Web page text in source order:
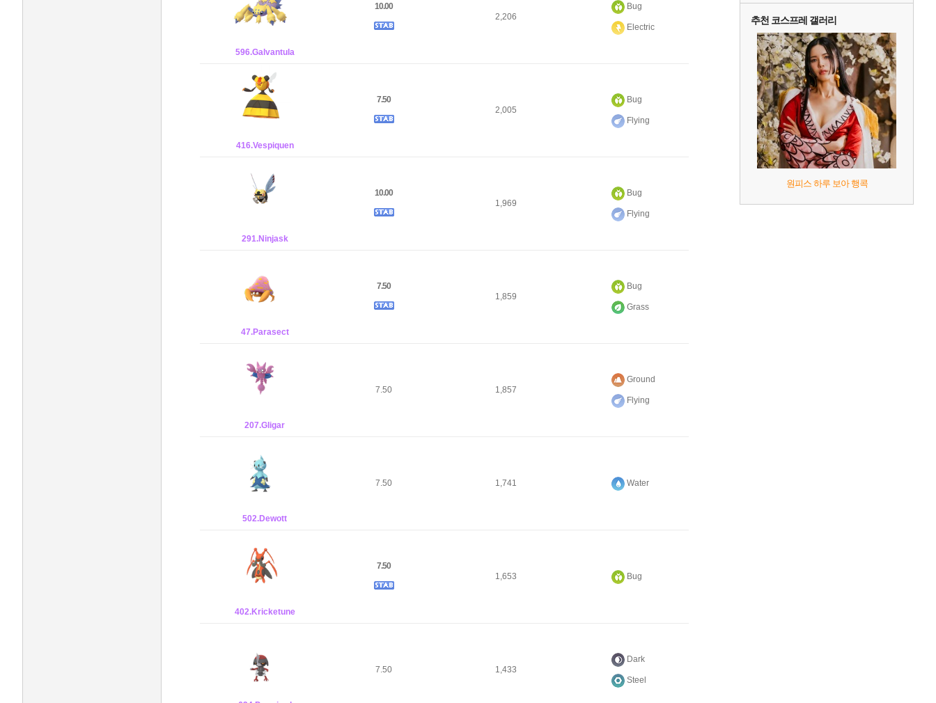
596.Galvantula
10.00
2,206
Bug
Electric
416.Vespiquen
7.50
2,005
Bug
Flying
291.Ninjask
10.00
1,969
Bug
Flying
47.Parasect
7.50
1,859
Bug
Grass
207.Gligar
7.50 1,857
Ground
Flying
502.Dewott
7.50 1,741 Water
402.Kricketune
7.50
1,653
Bug
7.50 1,433
Dark
Steel
추천 코스프레 갤러리
원피스 하루 보아 행콕